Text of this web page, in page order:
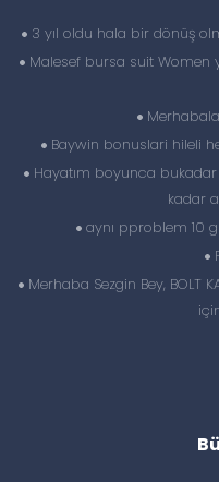
3 yıl oldu hala bir dönüş
Malesef bursa suit Women
Baywin bonuslari hileli
Hayatım boyunca
kadar
aynı pproblem 10
Merhaba Sezgin Bey, BOLT